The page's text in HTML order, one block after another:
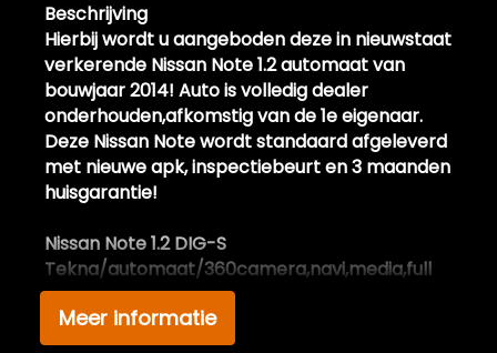
Interieur
Achterbank in delen neerklapbaar
Achterbank verstelbaar
Airco
Armsteun achter
Bestuurdersstoel in hoogte verstelbaar
Electronic climate control
Elektrische ramen achter
Beschrijving
Hierbij wordt u aangeboden deze in nieuwstaat
verkerende Nissan Note 1.2 automaat van
bouwjaar 2014! Auto is volledig dealer
onderhouden,afkomstig van de 1e eigenaar.
Deze Nissan Note wordt standaard afgeleverd
met nieuwe apk, inspectiebeurt en 3 maanden
huisgarantie!
Nissan Note 1.2 DIG-S
Tekna/automaat/360camera,navi,media,full
Extra informatie:
Deze in nieuwstaat verkerende Nissan Note
Meer informatie